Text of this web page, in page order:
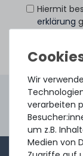
Hiermit
erklärung
Wir
verarbeiten
um z.B.
Medien von